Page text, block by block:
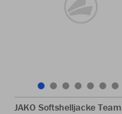
JAKO Softshelljacke Team